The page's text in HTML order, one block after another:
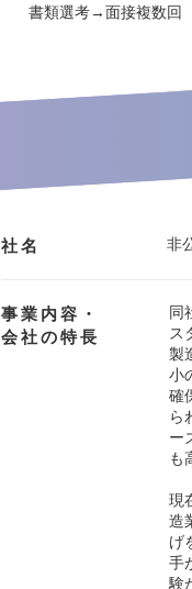
書類選考→面接複数回
社名 非
事業内容・
会社の特長
同
ス
製
小
確
ら
ー
も
現
造
げ
手
験